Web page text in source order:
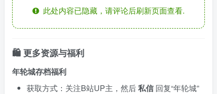
此处内容已隐藏，请评论后刷新页面查看.
🛍️ 更多资源与福利
年轮城存档福利
获取方式：关注B站UP主，然后私信 回复“年轮城”